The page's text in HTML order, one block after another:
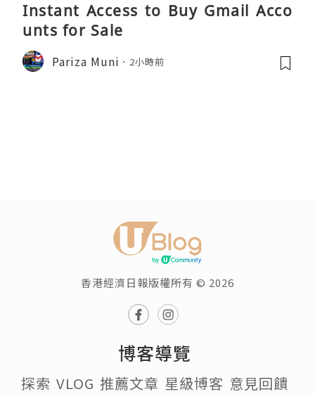
Instant Access to Buy Gmail Acco
unts for Sale
Pariza Muni 2小時前
香港經濟日報版權所有 © 2026
博客導覽
探索 VLOG 推薦文章 星級博客 意見回饋